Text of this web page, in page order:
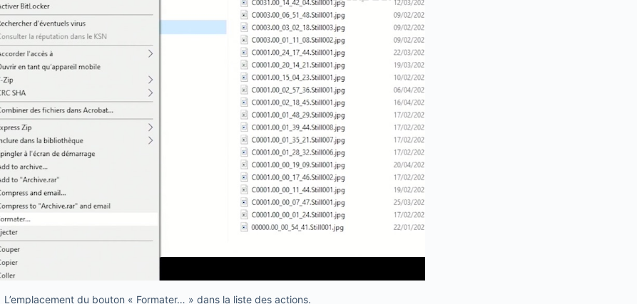
L’emplacement du bouton « Formater… » dans la liste des actions.